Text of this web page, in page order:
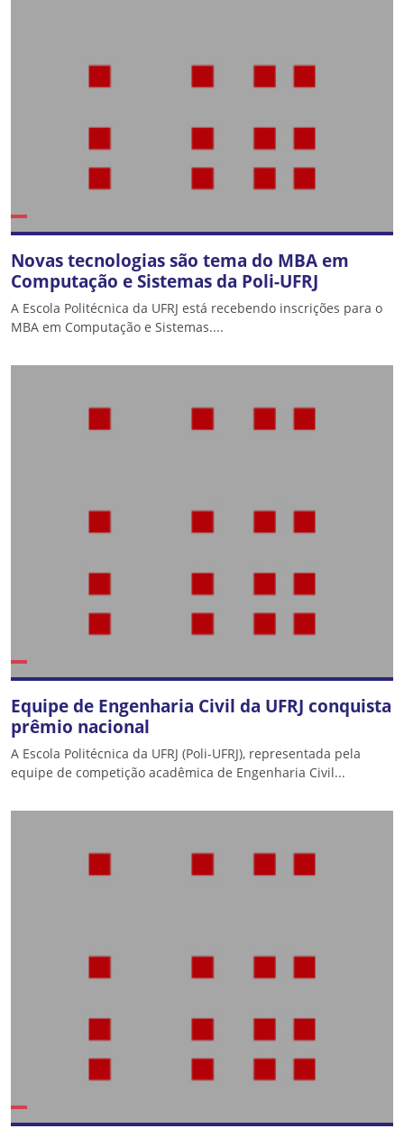
Novas tecnologias são tema do MBA em
Computação e Sistemas da Poli-UFRJ
A Escola Politécnica da UFRJ está recebendo inscrições para o
MBA em Computação e Sistemas....
Equipe de Engenharia Civil da UFRJ conquista
prêmio nacional
A Escola Politécnica da UFRJ (Poli-UFRJ), representada pela
equipe de competição acadêmica de Engenharia Civil...